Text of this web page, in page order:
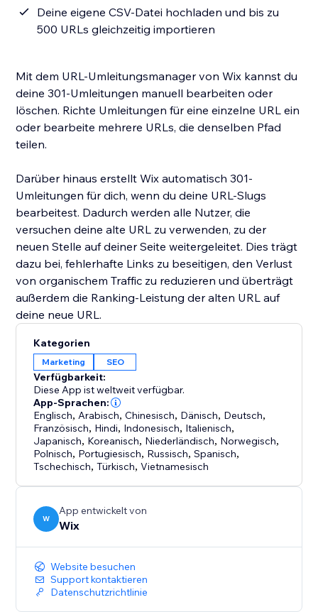
Deine eigene CSV-Datei hochladen und bis zu
500 URLs gleichzeitig importieren
Mit dem URL-Umleitungsmanager von Wix kannst du
deine 301-Umleitungen manuell bearbeiten oder
löschen. Richte Umleitungen für eine einzelne URL ein
oder bearbeite mehrere URLs, die denselben Pfad
teilen.
Darüber hinaus erstellt Wix automatisch 301-
Umleitungen für dich, wenn du deine URL-Slugs
bearbeitest. Dadurch werden alle Nutzer, die
versuchen deine alte URL zu verwenden, zu der
neuen Stelle auf deiner Seite weitergeleitet. Dies trägt
dazu bei, fehlerhafte Links zu beseitigen, den Verlust
von organischem Traffic zu reduzieren und überträgt
außerdem die Ranking-Leistung der alten URL auf
deine neue URL.
Kategorien
Marketing SEO
Verfügbarkeit:
Diese App ist weltweit verfügbar.
App-Sprachen:
Englisch, Arabisch,Chinesisch, Dänisch, Deutsch,
Französisch, Hindi, Indonesisch, Italienisch,
Japanisch, Koreanisch, Niederländisch, Norwegisch,
Polnisch, Portugiesisch, Russisch,Spanisch,
Tschechisch,Türkisch,Vietnamesisch
W
App entwickelt von
Wix
Website besuchen
Support kontaktieren
Datenschutzrichtlinie